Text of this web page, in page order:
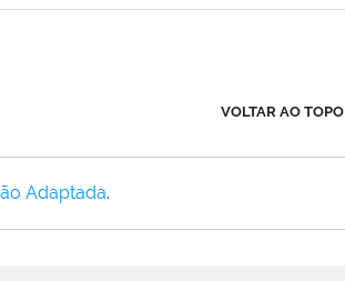
VOLTAR AO TOPO
Adaptada.